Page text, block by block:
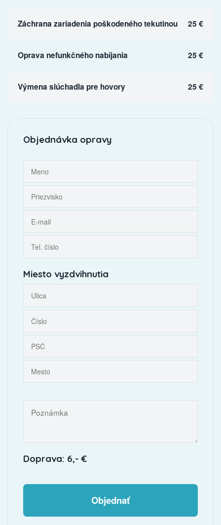
Záchrana zariadenia poškodeného tekutinou 25 €
Oprava nefunkčného nabíjania 25 €
Výmena slúchadla pre hovory 25 €
Objednávka opravy
Miesto vyzdvihnutia
Doprava: 6,- €
Objednať